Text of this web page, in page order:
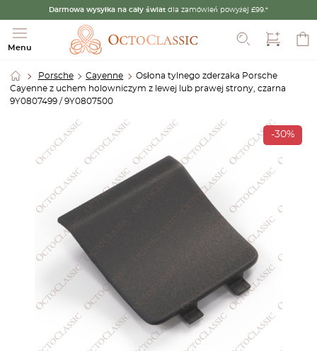
Darmowa wysyłka na cały świat dla zamówień powyżej £99.*
Menu
Szukaj
Porsche Cayenne
Osłona tylnego zderzaka Porsche
Cayenne z uchem holowniczym z lewej lub prawej strony, czarna
9Y0807499 / 9Y0807500
-30%